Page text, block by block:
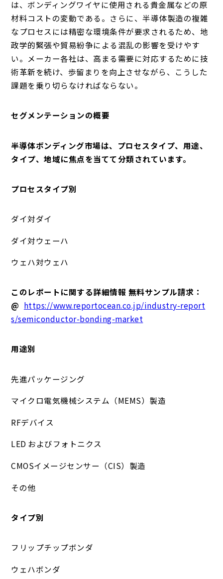
は、ボンディングワイヤに使用される貴金属などの原
材料コストの変動である。さらに、半導体製造の複雑
なプロセスには精密な環境条件が要求されるため、地
政学的緊張や貿易紛争による混乱の影響を受けやす
い。メーカー各社は、高まる需要に対応するために技
術革新を続け、歩留まりを向上させながら、こうした
課題を乗り切らなければならない。
セグメンテーションの概要
半導体ボンディング市場は、プロセスタイプ、用途、
タイプ、地域に焦点を当てて分類されています。
プロセスタイプ別
ダイ対ダイ
ダイ対ウェーハ
ウェハ対ウェハ
このレポートに関する詳細情報 無料サンプル請求：
@ https://www.reportocean.co.jp/industry-report
s/semiconductor-bonding-market
用途別
先進パッケージング
マイクロ電気機械システム（MEMS）製造
RFデバイス
LED およびフォトニクス
CMOSイメージセンサー（CIS）製造
その他
タイプ別
フリップチップボンダ
ウェハボンダ